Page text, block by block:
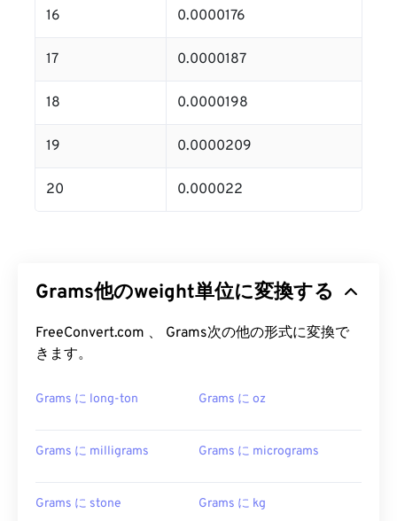
16 0.0000176
17 0.0000187
18 0.0000198
19 0.0000209
20 0.000022
Grams他のweight単位に変換する
FreeConvert.com 、 Grams次の他の形式に変換で
きます。
Grams に long-ton Grams に oz
Grams に milligrams Grams に micrograms
Grams に stone Grams に kg